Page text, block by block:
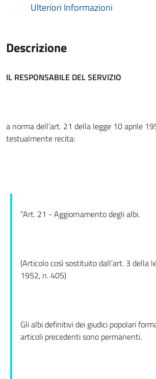
Ulteriori Informazioni
Descrizione
IL RESPONSABILE DEL SERVIZIO
a norma dell’art. 21 della legge 10 aprile
testualmente recita:
"Art. 21 - Aggiornamento degli albi.
(Articolo così sostituito dall’art. 3 della
1952, n. 405)
Gli albi definitivi dei giudici popolari
articoli precedenti sono permanenti.